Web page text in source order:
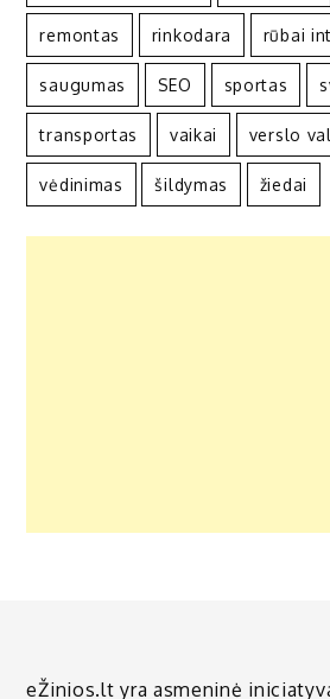
remontas rinkodara rūbai
saugumas SEO sportas
transportas vaikai verslo
vėdinimas šildymas žiedai
eŽinios.lt yra asmeninė